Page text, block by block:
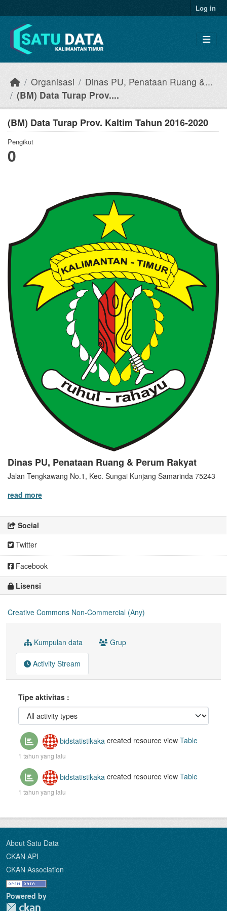
Log in
Organisasi
Dinas PU, Penataan Ruang &...
(BM) Data Turap Prov....
(BM) Data Turap Prov. Kaltim Tahun 2016-2020
Pengikut
0
Dinas PU, Penataan Ruang & Perum Rakyat
Jalan Tengkawang No.1, Kec. Sungai Kunjang Samarinda 75243
read more
Social
Twitter
Facebook
Lisensi
Creative Commons Non-Commercial (Any)
Kumpulan data Grup
Activity Stream
Tipe aktivitas
bidstatistikaka created resource view Table
1 tahun yang lalu
bidstatistikaka created resource view Table
1 tahun yang lalu
About Satu Data
CKAN API
CKAN Association
Powered by